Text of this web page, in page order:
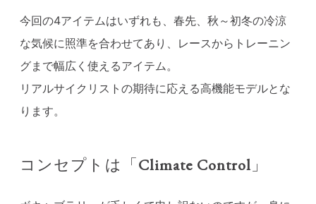
今回の4アイテムはいずれも、春先、秋～初冬の冷涼
な気候に照準を合わせてあり、レースからトレーニン
グまで幅広く使えるアイテム。
リアルサイクリストの期待に応える高機能モデルとな
ります。
コンセプトは「Climate Control 」